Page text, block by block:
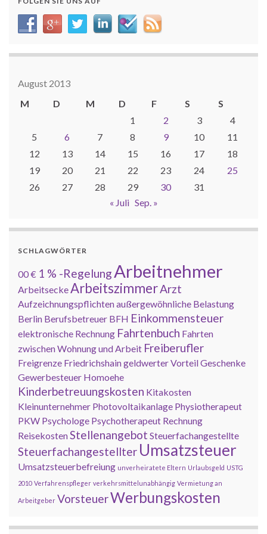
August 2013
M
D M D F S
S
1
2 3
4
5
6 7 8 9 10
11
12
13 14 15 16 17
18
19
20 21 22 23 24
25
26
27 28 29 30
31
« Juli Sep. »
SCHLAGWÖRTER
00 € 1 % -RegelungArbeitnehmer
ArbeitseckeArbeitszimmerArzt
Aufzeichnungspflichtenaußergewöhnliche Belastung
Berlin Berufsbetreuer BFH Einkommensteuer
elektronische Rechnung Fahrtenbuch Fahrten
zwischen Wohnung und Arbeit Freiberufler
Freigrenze Friedrichshaingeldwerter VorteilGeschenke
Gewerbesteuer Homoehe
Kinderbetreuungskosten Kitakosten
Kleinunternehmer Photovoltaikanlage Physiotherapeut
PKW Psychologe Psychotherapeut Rechnung
ReisekostenStellenangebot Steuerfachangestellte
Steuerfachangestellter Umsatzsteuer
Umsatzsteuerbefreiung unverheiratete Eltern Urlaubsgeld USTG
2010 Verfahrenspfleger verkehrsmittelunabhängig Vermietung an
Arbeitgeber VorsteuerWerbungskosten